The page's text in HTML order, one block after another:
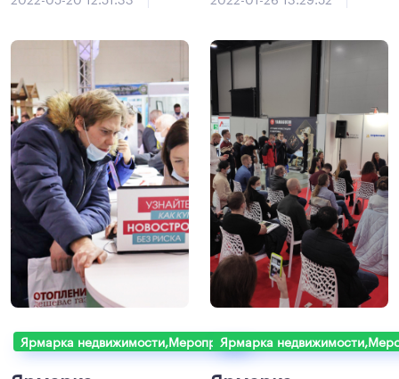
Ярмарка недвижимости,Мероприятия
Ярмарка